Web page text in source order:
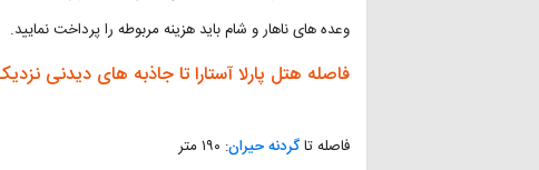
وعده های ناهار و شام باید هزینه مربوطه را پرداخت نمایید.
فاصله هتل پارلا آستارا تا جاذبه های دیدنی
فاصله تاگردنه حیران: ۱۹۰ متر